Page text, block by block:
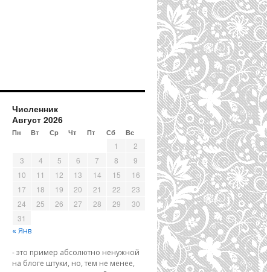
Численник
Август 2026
Пн Вт Ср Чт Пт Сб Вс
1
2
3
4 5 6 7 8
9
10
11 12 13 14 15
16
17
18 19 20 21 22
23
24
25 26 27 28 29
30
31
« Янв
- это пример абсолютно ненужной
на блоге штуки, но, тем не менее,